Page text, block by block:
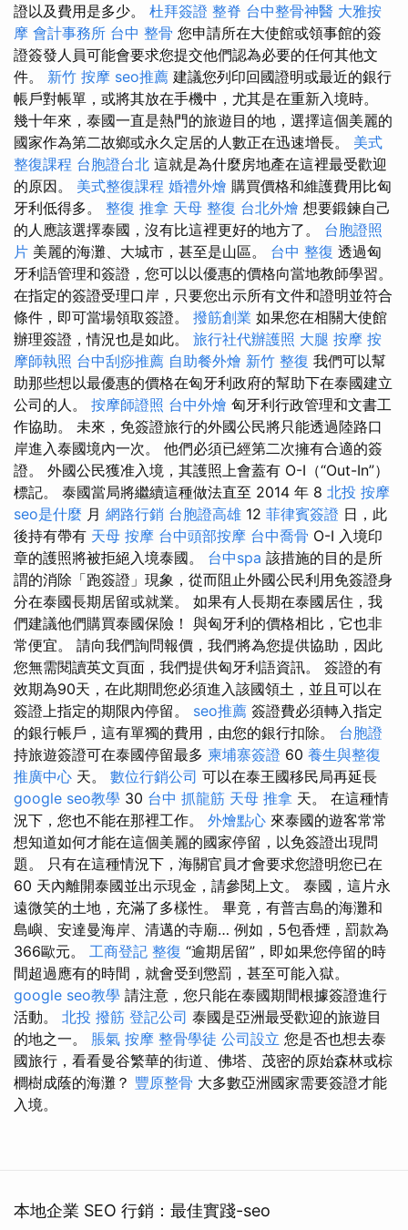
證以及費用是多少。 杜拜簽證 整脊 台中整骨神醫 大雅按
摩 會計事務所 台中 整骨 您申請所在大使館或領事館的簽
證簽發人員可能會要求您提交他們認為必要的任何其他文
件。 新竹 按摩 seo推薦 建議您列印回國證明或最近的銀行
帳戶對帳單，或將其放在手機中，尤其是在重新入境時。
幾十年來，泰國一直是熱門的旅遊目的地，選擇這個美麗的
國家作為第二故鄉或永久定居的人數正在迅速增長。 美式
整復課程 台胞證台北 這就是為什麼房地產在這裡最受歡迎
的原因。 美式整復課程 婚禮外燴 購買價格和維護費用比匈
牙利低得多。 整復 推拿 天母 整復 台北外燴 想要鍛鍊自己
的人應該選擇泰國，沒有比這裡更好的地方了。 台胞證照
片 美麗的海灘、大城市，甚至是山區。 台中 整復 透過匈
牙利語管理和簽證，您可以以優惠的價格向當地教師學習。
在指定的簽證受理口岸，只要您出示所有文件和證明並符合
條件，即可當場領取簽證。 撥筋創業 如果您在相關大使館
辦理簽證，情況也是如此。 旅行社代辦護照 大腿 按摩 按
摩師執照 台中刮痧推薦 自助餐外燴 新竹 整復 我們可以幫
助那些想以最優惠的價格在匈牙利政府的幫助下在泰國建立
公司的人。 按摩師證照 台中外燴 匈牙利行政管理和文書工
作協助。 未來，免簽證旅行的外國公民將只能透過陸路口
岸進入泰國境內一次。 他們必須已經第二次擁有合適的簽
證。 外國公民獲准入境，其護照上會蓋有 O-I（“Out-In”）
標記。 泰國當局將繼續這種做法直至 2014 年 8 北投 按摩
seo是什麼 月 網路行銷 台胞證高雄 12 菲律賓簽證 日，此
後持有帶有 天母 按摩 台中頭部按摩 台中喬骨 O-I 入境印
章的護照將被拒絕入境泰國。 台中spa 該措施的目的是所
謂的消除「跑簽證」現象，從而阻止外國公民利用免簽證身
分在泰國長期居留或就業。 如果有人長期在泰國居住，我
們建議他們購買泰國保險！ 與匈牙利的價格相比，它也非
常便宜。 請向我們詢問報價，我們將為您提供協助，因此
您無需閱讀英文頁面，我們提供匈牙利語資訊。 簽證的有
效期為90天，在此期間您必須進入該國領土，並且可以在
簽證上指定的期限內停留。 seo推薦 簽證費必須轉入指定
的銀行帳戶，這有單獨的費用，由您的銀行扣除。 台胞證
持旅遊簽證可在泰國停留最多 柬埔寨簽證 60 養生與整復
推廣中心 天。 數位行銷公司 可以在泰王國移民局再延長
google seo教學 30 台中 抓龍筋 天母 推拿 天。 在這種情
況下，您也不能在那裡工作。 外燴點心 來泰國的遊客常常
想知道如何才能在這個美麗的國家停留，以免簽證出現問
題。 只有在這種情況下，海關官員才會要求您證明您已在
60 天內離開泰國並出示現金，請參閱上文。 泰國，這片永
遠微笑的土地，充滿了多樣性。 畢竟，有普吉島的海灘和
島嶼、安達曼海岸、清邁的寺廟… 例如，5包香煙，罰款為
366歐元。 工商登記 整復 “逾期居留”，即如果您停留的時
間超過應有的時間，就會受到懲罰，甚至可能入獄。
google seo教學 請注意，您只能在泰國期間根據簽證進行
活動。 北投 撥筋 登記公司 泰國是亞洲最受歡迎的旅遊目
的地之一。 脹氣 按摩 整骨學徒 公司設立 您是否也想去泰
國旅行，看看曼谷繁華的街道、佛塔、茂密的原始森林或棕
櫚樹成蔭的海灘？ 豐原整骨 大多數亞洲國家需要簽證才能
入境。
本地企業 SEO 行銷：最佳實踐-seo